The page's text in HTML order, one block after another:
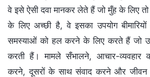
वे इसे ऐसी दवा मानकर लेते हैं जो मुँह के लिए
के लिए अच्छी है, वे इसका उपयोग
समस्याओं को हल करने के लिए करते हैं जो
करती हैं। मामले सँभालने, आचार-व्यवहार
करने, दूसरों के साथ संवाद करने और जीवन